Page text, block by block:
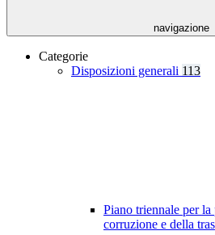
navigazione
Categorie
Disposizioni generali 113
Piano triennale per
corruzione e della